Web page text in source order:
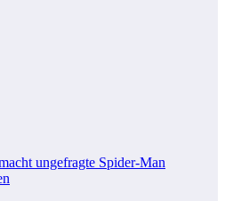
ungefragte Spider-Man